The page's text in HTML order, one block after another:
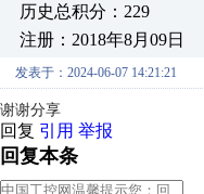
历史总积分：229
注册：2018年8月09日
发表于：2024-06-07 14:21:21
谢谢分享
回复 引用 举报
回复本条